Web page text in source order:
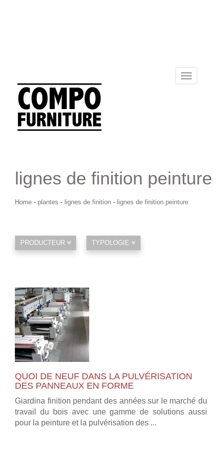
Toggle
navigation
lignes de finition peinture
Home - plantes - lignes de finition - lignes de finition peinture
PRODUCTEUR TYPOLOGIE
QUOI DE NEUF DANS LA PULVÉRISATION
DES PANNEAUX EN FORME
Giardina finition pendant des années sur le marché du
travail du bois avec une gamme de solutions aussi
pour la peinture et la pulvérisation des ...